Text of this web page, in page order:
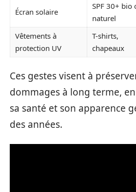
Écran solaire
SPF 30+ bio
naturel
Vêtements à
protection UV
T-shirts,
chapeaux
Ces gestes visent à
dommages à long terme,
sa santé et son apparence
des années.